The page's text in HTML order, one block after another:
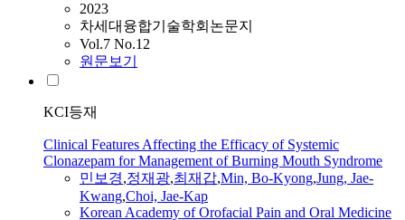
2023
차세대융합기술학회논문지
Vol.7 No.12
원문보기
KCI등재
Clinical Features Affecting the Efficacy of Systemic
Clonazepam for Management of Burning Mouth Syndrome
민보경,정재광,최재갑,Min, Bo-Kyong,Jung, Jae-
Kwang,Choi, Jae-Kap
Korean Academy of Orofacial Pain and Oral Medicine